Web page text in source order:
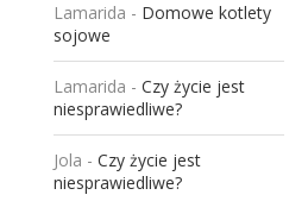
Lamarida - Domowe kotlety
sojowe
Lamarida - Czy życie jest
niesprawiedliwe?
Jola - Czy życie jest
niesprawiedliwe?